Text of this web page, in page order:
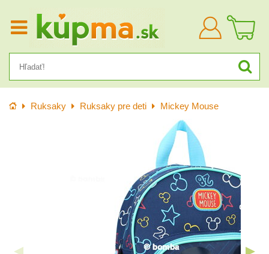
Prihlásiť
sa
Úvod Ruksaky Ruksaky pre deti Mickey Mouse